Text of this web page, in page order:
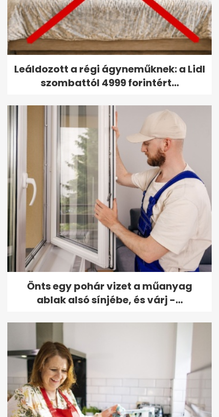
Leáldozott a régi ágyneműknek: a Lidl
szombattól 4999 forintért...
Önts egy pohár vizet a műanyag
ablak alsó sínjébe, és várj -...